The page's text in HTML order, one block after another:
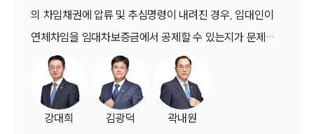
의 차임채권에 압류 및 추심명령이 내려진 경우, 임대인이
연체차임을 임대차보증금에서 공제할 수 있는지가 문제된
사건에서 대법원은 추심되지 않은 연체차임은 여전히 보증
금에서 공제할 수 있다고 판단했습니다.임차인들은 차임채
권이 이미 압류되었으므로 임대인이 해당 채권을 더 이상 행
사할 수 없다고 주장했지만 대법원은 임대차보증금의 담보
강대희 김광덕 곽내원